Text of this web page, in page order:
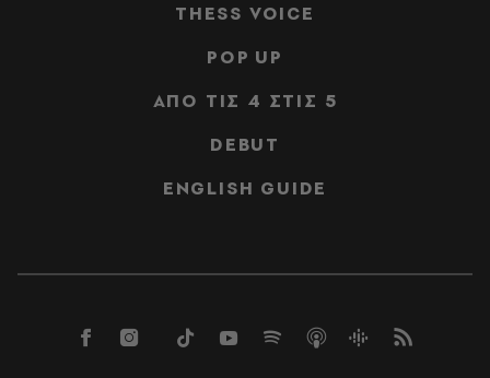
THESS VOICE
POP UP
ΑΠΟ ΤΙΣ 4 ΣΤΙΣ 5
DEBUT
ENGLISH GUIDE